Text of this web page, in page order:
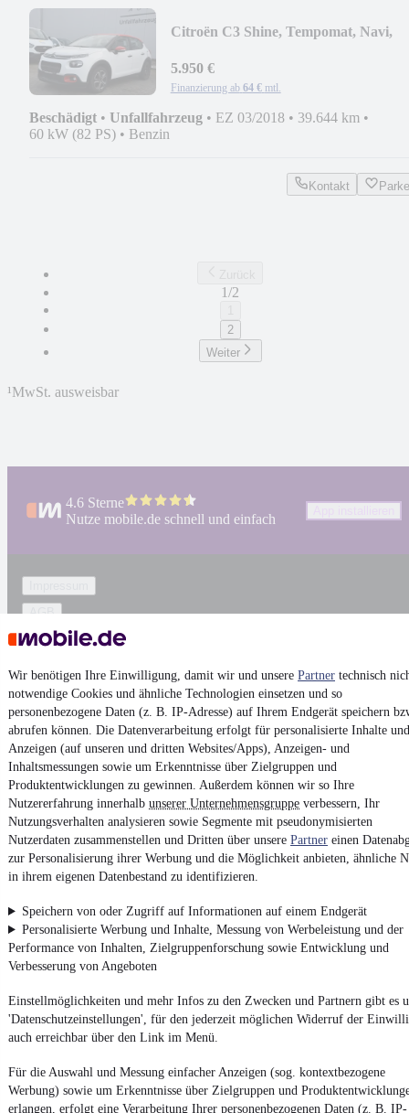
Wir benötigen Ihre Einwilligung, damit wir und unsere Partner technisch
notwendige Cookies und ähnliche Technologien einsetzen und so
personenbezogene Daten (z. B. IP-Adresse) auf Ihrem Endgerät speichern
abrufen können. Die Datenverarbeitung erfolgt für personalisierte Inhalte und
Anzeigen (auf unseren und dritten Websites/Apps), Anzeigen- und
Inhaltsmessungen sowie um Erkenntnisse über Zielgruppen und
Produktentwicklungen zu gewinnen. Außerdem können wir so Ihre
Nutzererfahrung innerhalb unserer Unternehmensgruppe verbessern, Ihr
Nutzungsverhalten analysieren sowie Segmente mit pseudonymisierten
Nutzerdaten zusammenstellen und Dritten über unsere Partner einen
zur Personalisierung ihrer Werbung und die Möglichkeit anbieten, ähnliche
in ihrem eigenen Datenbestand zu identifizieren.
Speichern von oder Zugriff auf Informationen auf einem Endgerät
Personalisierte Werbung und Inhalte, Messung von Werbeleistung und der
Performance von Inhalten, Zielgruppenforschung sowie Entwicklung und
Verbesserung von Angeboten
Einstellmöglichkeiten und mehr Infos zu den Zwecken und Partnern gibt es
'Datenschutzeinstellungen', für den jederzeit möglichen Widerruf der
auch erreichbar über den Link im Menü.
Für die Auswahl und Messung einfacher Anzeigen (sog. kontextbezogene
Werbung) sowie um Erkenntnisse über Zielgruppen und
erlangen, erfolgt eine Verarbeitung Ihrer personenbezogenen Daten (z. B. IP-
Citroën C3 Shine, Tempomat, Navi,
5.950 €
Finanzierung ab 64 € mtl.
Beschädigt • Unfallfahrzeug • EZ 03/2018 • 39.644 km •
60 kW (82 PS) • Benzin
Kontakt
1/2
2
Weiter
¹MwSt. ausweisbar
4.6 Sterne
Nutze mobile.de schnell und einfach
AGB
Vertrag widerrufen
Datenschutzeinstellungen
Erklärung zur Barrierefreiheit
Report Security Vulnerability (English)
Powered by
Weitere Fahrzeuge gibt es auf mobile.de, dem Marktplatz für
AutosundMotorräder